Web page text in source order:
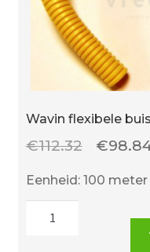
Wavin flexibele
€112.32
€112.32.
€
Eenheid: 100 meter